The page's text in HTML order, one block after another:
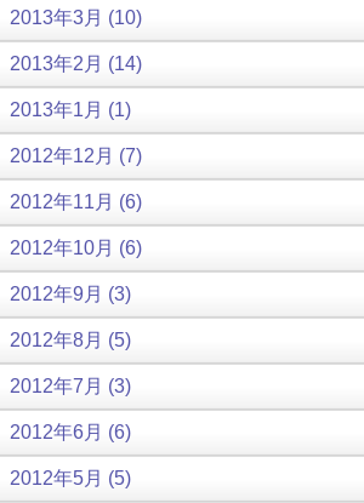
2013年3月 (10)
2013年2月 (14)
2013年1月 (1)
2012年12月 (7)
2012年11月 (6)
2012年10月 (6)
2012年9月 (3)
2012年8月 (5)
2012年7月 (3)
2012年6月 (6)
2012年5月 (5)